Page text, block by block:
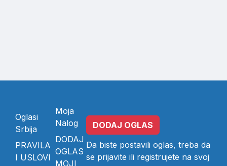
Oglasi
Srbija
PRAVILA
I USLOVI
Moja
Nalog
DODAJ
OGLAS
MOJI
DODAJ OGLAS
Da biste postavili oglas, treba da
se prijavite ili registrujete na svoj